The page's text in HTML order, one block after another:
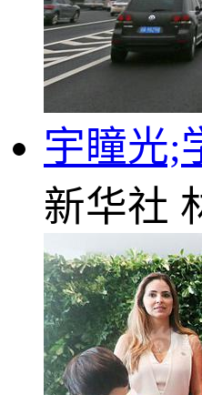
宇瞳光;
新华社